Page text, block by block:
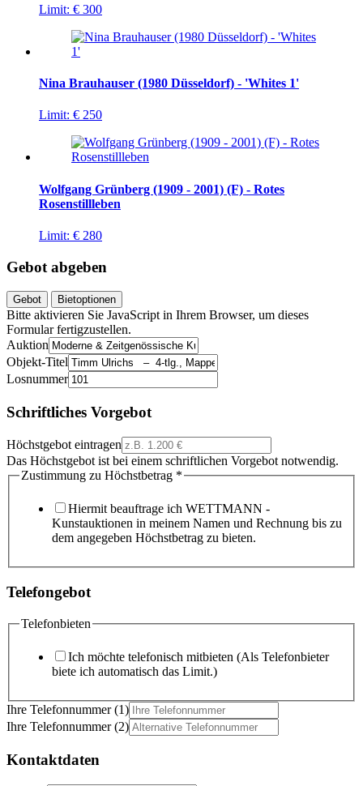
Limit: € 300
Nina Brauhauser (1980 Düsseldorf) - 'Whites 1'
Limit: € 250
Wolfgang Grünberg (1909 - 2001) (F) - Rotes
Rosenstillleben
Limit: € 280
Gebot abgeben
Gebot Bietoptionen
Bitte aktivieren Sie JavaScript in Ihrem Browser, um dieses
Formular fertigzustellen.
Auktion
Objekt-Titel
Losnummer
Schriftliches Vorgebot
Höchstgebot eintragen
Das Höchstgebot ist bei einem schriftlichen Vorgebot notwendig.
Zustimmung zu Höchstbetrag *
Hiermit beauftrage ich WETTMANN -
Kunstauktionen in meinem Namen und Rechnung bis zu
dem angegeben Höchstbetrag zu bieten.
Telefongebot
Telefonbieten
Ich möchte telefonisch mitbieten (Als Telefonbieter
biete ich automatisch das Limit.)
Ihre Telefonnummer (1)
Ihre Telefonnummer (2)
Kontaktdaten